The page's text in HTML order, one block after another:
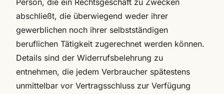
Person, die ein Rechtsgeschäft zu Zwecken
abschließt, die überwiegend weder ihrer
gewerblichen noch ihrer selbstständigen
beruflichen Tätigkeit zugerechnet werden können.
Details sind der Widerrufsbelehrung zu
entnehmen, die jedem Verbraucher spätestens
unmittelbar vor Vertragsschluss zur Verfügung